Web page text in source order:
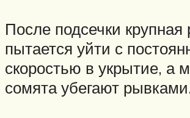
После подсечки крупная
пытается уйти с
скоростью в укрытие, а
сомята убегают рывками.